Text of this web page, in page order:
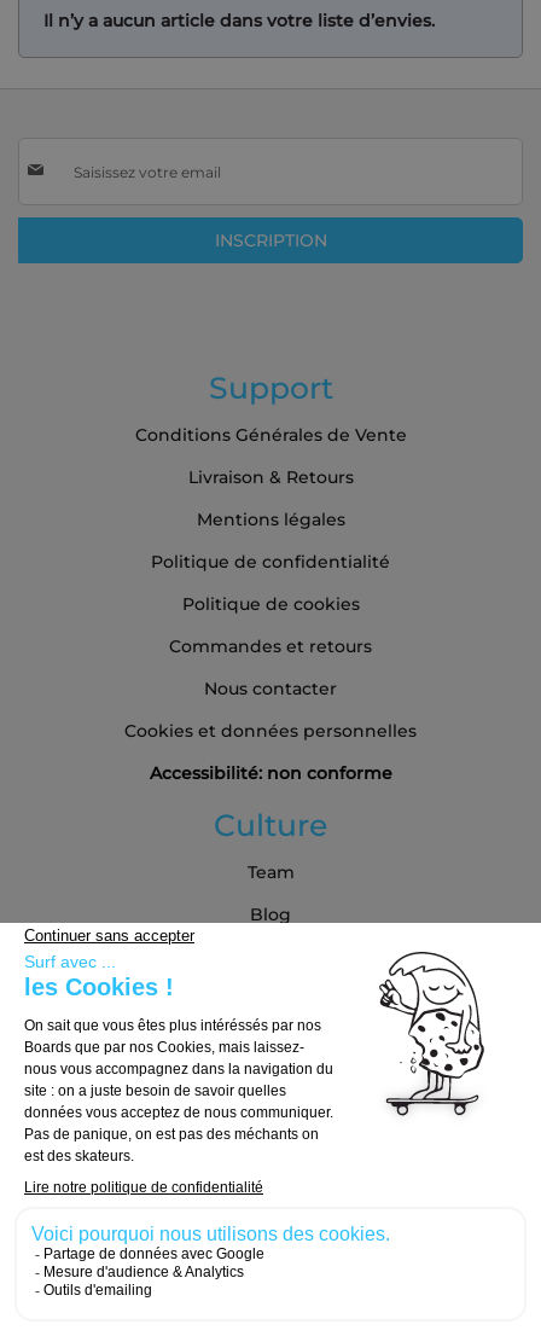
Il n’y a aucun article dans votre liste d’envies.
lettre
:
INSCRIPTION
Support
Conditions Générales de Vente
Livraison & Retours
Mentions légales
Politique de confidentialité
Politique de cookies
Commandes et retours
Nous contacter
Cookies et données personnelles
Accessibilité: non conforme
Culture
Team
Blog
Guide d'achat
Choisir sa board
Choisir ses trucks
Choisir ses roues